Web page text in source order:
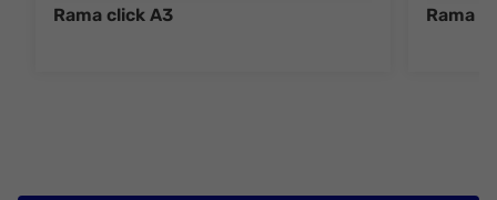
Rama click A3 Rama